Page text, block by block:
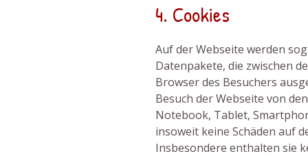
4. Cookies
Auf der Webseite werden
Datenpakete, die zwischen
Browser des Besuchers
Besuch der Webseite von
Notebook, Tablet,
insoweit keine Schäden auf
Insbesondere enthalten sie